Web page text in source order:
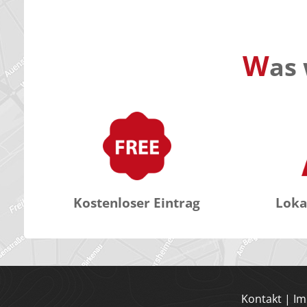
Was
Kostenloser Eintrag
Kontakt |